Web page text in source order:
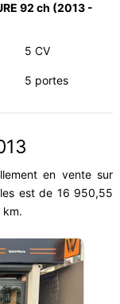
92 ch (2013 -
5 CV
5 portes
en vente sur
est de 16 950,55
km.